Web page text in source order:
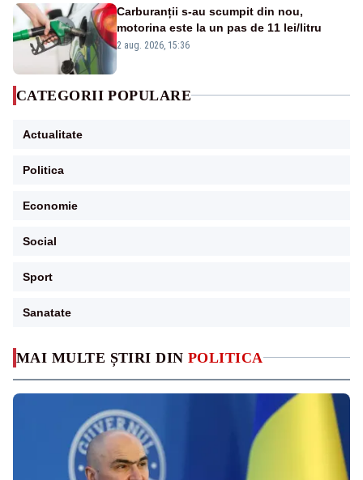
MAI MULTE ȘTIRI DIN POLITICA
Carburanții s-au scumpit din nou,
motorina este la un pas de 11 lei/litru
2 aug. 2026, 15:36
CATEGORII POPULARE
Actualitate
Politica
Economie
Social
Sport
Sanatate